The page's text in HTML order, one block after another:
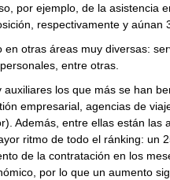
por ejemplo, de la asistencia
respectivamente y aúnan
otras áreas muy diversas:
entre otras.
los que más se han
empresarial, agencias de
Además, entre ellas están las
ritmo de todo el ránking: un
de la contratación en los
por lo que un aumento